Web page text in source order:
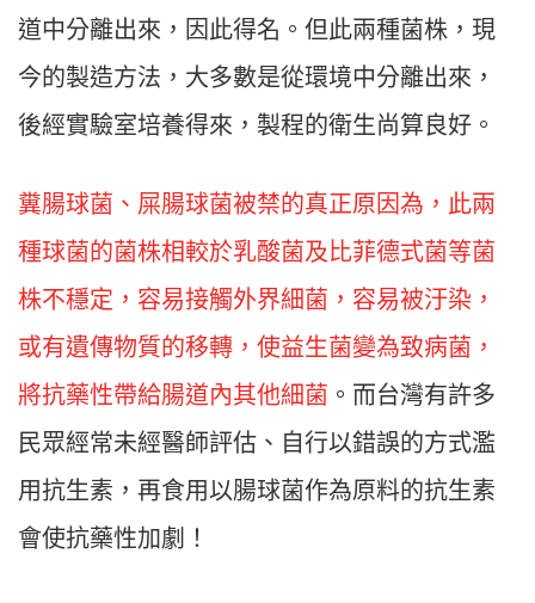
道中分離出來，因此得名。但此兩種菌株，現
今的製造方法，大多數是從環境中分離出來，
後經實驗室培養得來，製程的衛生尚算良好。
糞腸球菌、屎腸球菌被禁的真正原因為，此兩
種球菌的菌株相較於乳酸菌及比菲德式菌等菌
株不穩定，容易接觸外界細菌，容易被汙染，
或有遺傳物質的移轉，使益生菌變為致病菌，
將抗藥性帶給腸道內其他細菌 。而台灣有許多
民眾經常未經醫師評估、自行以錯誤的方式濫
用抗生素，再食用以腸球菌作為原料的抗生素
會使抗藥性加劇！